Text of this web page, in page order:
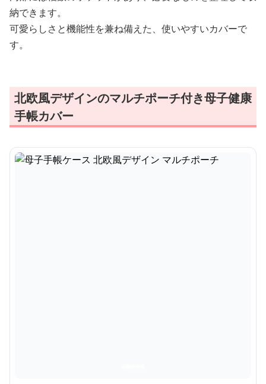
納できます。
可愛らしさと機能性を兼ね備えた、使いやすいカバーで
す。
北欧風デザインのマルチポーチ付き母子健康
手帳カバー